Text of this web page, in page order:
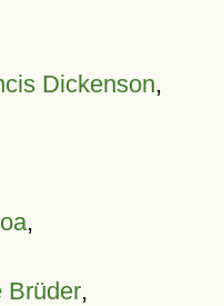
Dickenson,
,
Brüder,